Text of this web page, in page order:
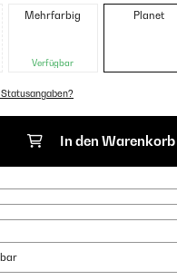
Mehrfarbig
Verfügbar
Planet
In den Warenkorb